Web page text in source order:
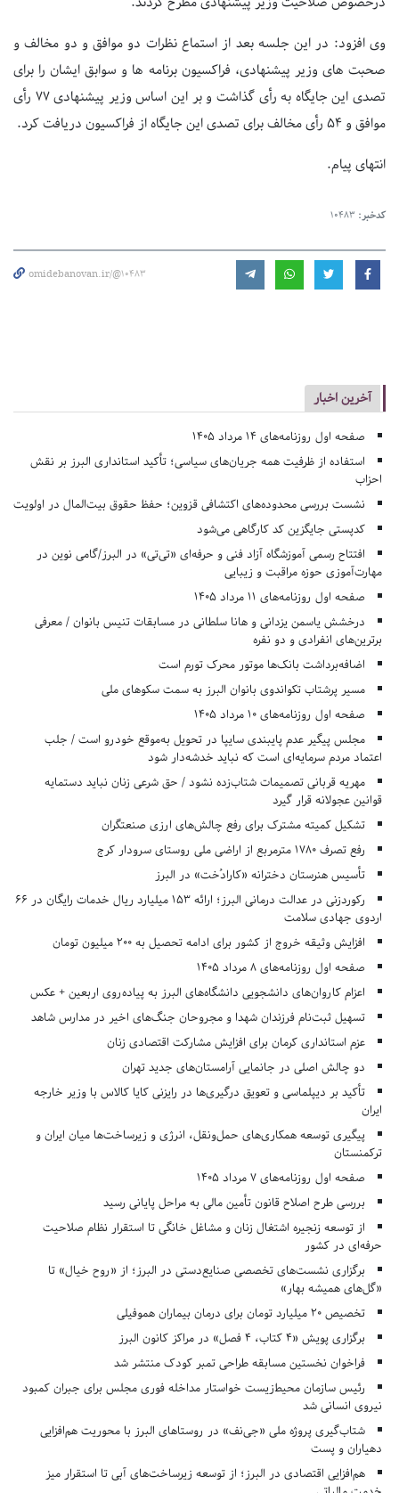
وی افزود: در این جلسه بعد از استماع نظرات دو موافق و دو مخالف و
صحبت های وزیر پیشنهادی، فراکسیون برنامه ها و سوابق ایشان را برای
تصدی این جایگاه به رأی گذاشت و بر این اساس وزیر پیشنهادی ۷۷ رأی
موافق و ۵۴ رأی مخالف برای تصدی این جایگاه از فراکسیون دریافت کرد.
انتهای پیام.
کدخبر: 10483
omidebanovan.ir/@10483
آخرین اخبار
صفحه اول روزنامه‌های 14 مرداد 1405
استفاده از ظرفیت همه جریان‌های سیاسی؛ تأکید استانداری البرز بر نقش
احزاب
نشست بررسی محدوده‌های اکتشافی قزوین؛ حفظ حقوق بیت‌المال در اولویت
کدپستی جایگزین کد کارگاهی می‌شود
افتتاح رسمی آموزشگاه آزاد فنی و حرفه‌ای «تی‌تی» در البرز/گامی نوین در
مهارت‌آموزی حوزه مراقبت و زیبایی
صفحه اول روزنامه‌های 11 مرداد 1405
درخشش یاسمن یزدانی و هانا سلطانی در مسابقات تنیس بانوان / معرفی
برترین‌های انفرادی و دو نفره
اضافه‌برداشت بانک‌ها موتور محرک تورم است
مسیر پرشتاب تکواندوی بانوان البرز به سمت سکوهای ملی
صفحه اول روزنامه‌های 10 مرداد 1405
مجلس پیگیر عدم پایبندی سایپا در تحویل به‌موقع خودرو است / جلب
اعتماد مردم سرمایه‌ای است که نباید خدشه‌دار شود
مهریه قربانی تصمیمات شتاب‌زده نشود / حق شرعی زنان نباید دستمایه
قوانین عجولانه قرار گیرد
تشکیل کمیته مشترک برای رفع چالش‌های ارزی صنعتگران
رفع تصرف ۱۷۸۰ مترمربع از اراضی ملی روستای سرودار کرج
تأسیس هنرستان دخترانه «کارادُخت» در البرز
رکوردزنی در عدالت درمانی البرز؛ ارائه ۱۵۳ میلیارد ریال خدمات رایگان در ۶۶
اردوی جهادی سلامت
افزایش وثیقه خروج از کشور برای ادامه تحصیل به ۲۰۰ میلیون تومان
صفحه اول روزنامه‌های 8 مرداد 1405
اعزام کاروان‌های دانشجویی دانشگاه‌های البرز به پیاده‌روی اربعین + عکس
تسهیل ثبت‌نام فرزندان شهدا و مجروحان جنگ‌های اخیر در مدارس شاهد
عزم استانداری کرمان برای افزایش مشارکت اقتصادی زنان
دو چالش اصلی در جانمایی آرامستان‌های جدید تهران
تأکید بر دیپلماسی و تعویق درگیری‌ها در رایزنی کایا کالاس با وزیر خارجه
ایران
پیگیری توسعه همکاری‌های حمل‌ونقل، انرژی و زیرساخت‌ها میان ایران و
ترکمنستان
صفحه اول روزنامه‌های 7 مرداد 1405
بررسی طرح اصلاح قانون تأمین مالی به مراحل پایانی رسید
از توسعه زنجیره اشتغال زنان و مشاغل خانگی تا استقرار نظام صلاحیت
حرفه‌ای در کشور
برگزاری نشست‌های تخصصی صنایع‌دستی در البرز؛ از «روح خیال» تا
«گل‌های همیشه بهار»
تخصیص ۲۰ میلیارد تومان برای درمان بیماران هموفیلی
برگزاری پویش «۴ کتاب، ۴ فصل» در مراکز کانون البرز
فراخوان نخستین مسابقه طراحی تمبر کودک منتشر شد
رئیس سازمان محیط‌زیست خواستار مداخله فوری مجلس برای جبران کمبود
نیروی انسانی شد
شتاب‌گیری پروژه ملی «جی‌نف» در روستاهای البرز با محوریت هم‌افزایی
دهیاران و پست
هم‌افزایی اقتصادی در البرز؛ از توسعه زیرساخت‌های آبی تا استقرار میز